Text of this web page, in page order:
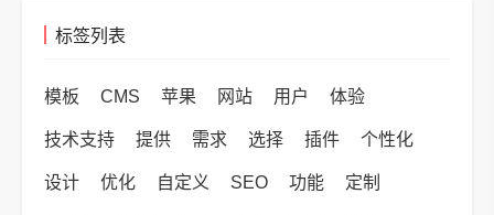
标签列表
模板 CMS 苹果 网站 用户 体验
技术支持 提供 需求 选择 插件 个性化
设计 优化 自定义 SEO 功能 定制